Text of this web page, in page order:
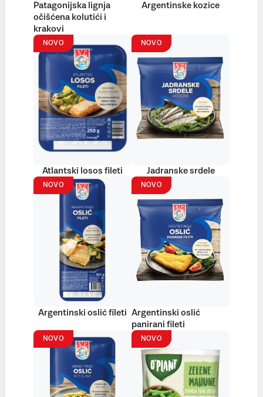
Patagonijska lignja
očišćena kolutići i
krakovi
Argentinske kozice
NOVO
Atlantski losos fileti
NOVO
Jadranske srdele
NOVO
Argentinski oslić fileti
NOVO
Argentinski oslić
panirani fileti
NOVO NOVO